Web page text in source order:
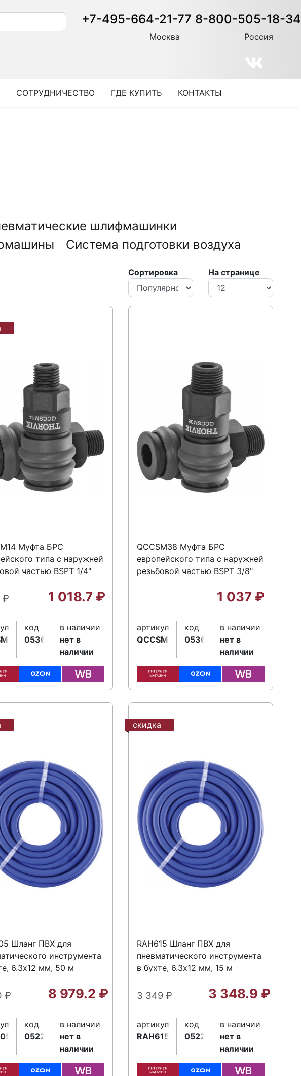
+7-495-664-21-77
Москва
8-800-505-18-34
Россия
СОТРУДНИЧЕСТВО ГДЕ КУПИТЬ КОНТАКТЫ
шлифмашинки
Система подготовки воздуха
Сортировка На странице
Муфта БРС
типа с наружней
частью BSPT 1/4"
₽ 1 018.7 ₽
код
053641
в наличии
нет в
наличии
QCCSM38 Муфта БРС
европейского типа с наружней
резьбовой частью BSPT 3/8"
1 037 ₽
артикул
QCCSM38
код
053642
в наличии
нет в
наличии
Шланг ПВХ для
инструмента
6.3х12 мм, 50 м
₽ 8 979.2 ₽
код
052265
в наличии
нет в
наличии
скидка
RAH615 Шланг ПВХ для
пневматического инструмента
в бухте, 6.3х12 мм, 15 м
3 349₽ 3 348.9 ₽
артикул
RAH615
код
052266
в наличии
нет в
наличии